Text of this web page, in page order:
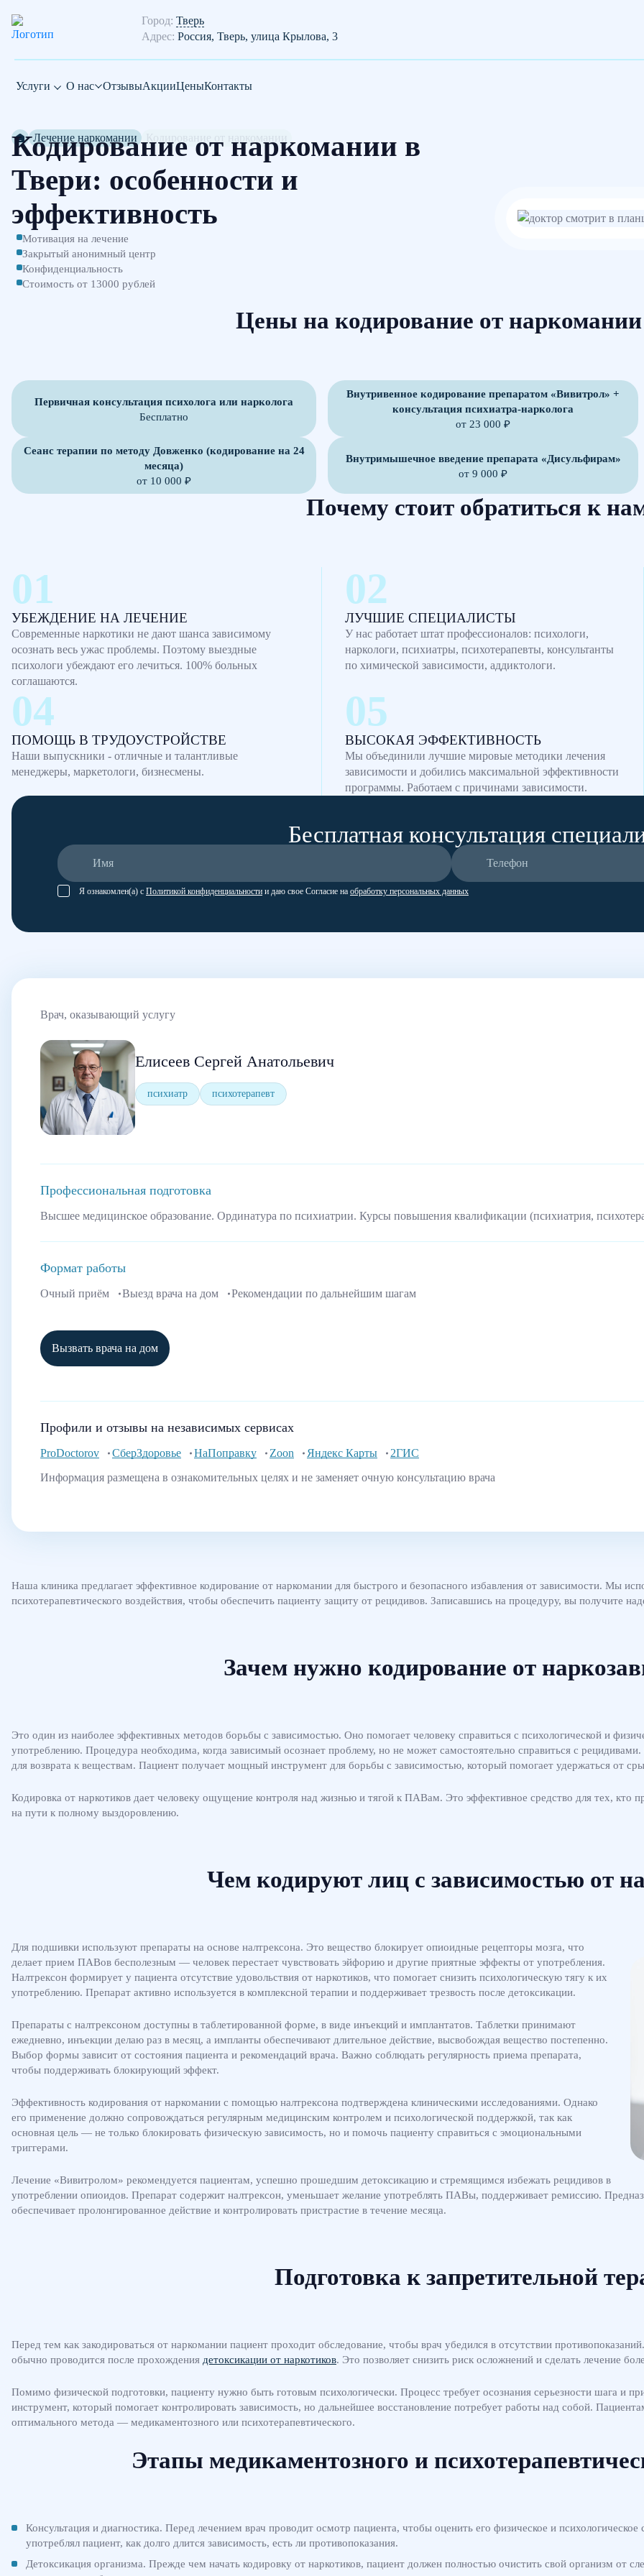
Город: Тверь
Адрес: Россия, Тверь, улица Крылова, 3
Услуги О нас ОтзывыАкцииЦеныКонтакты
Лечение наркомании
Кодирование от наркомании в
Твери: особенности и
эффективность
Мотивация на лечение
Закрытый анонимный центр
Конфиденциальность
Стоимость от 13000 рублей
Цены на кодирование от
Первичная консультация психолога или нарколога
Бесплатно
Внутривенное кодирование препаратом «Вивитрол» +
консультация психиатра-нарколога
от 23 000 ₽
Сеанс терапии по методу Довженко (кодирование на 24
месяца)
от 10 000 ₽
Внутримышечное введение препарата «Дисульфирам»
от 9 000 ₽
Почему стоит обратиться к
УБЕЖДЕНИЕ НА ЛЕЧЕНИЕ
Современные наркотики не дают шанса зависимому
осознать весь ужас проблемы. Поэтому выездные
психологи убеждают его лечиться. 100% больных
соглашаются.
ЛУЧШИЕ СПЕЦИАЛИСТЫ
У нас работает штат профессионалов: психологи,
наркологи, психиатры, психотерапевты, консультанты
по химической зависимости, аддиктологи.
ПОМОЩЬ В ТРУДОУСТРОЙСТВЕ
Наши выпускники - отличные и талантливые
менеджеры, маркетологи, бизнесмены.
ВЫСОКАЯ ЭФФЕКТИВНОСТЬ
Мы объединили лучшие мировые методики лечения
зависимости и добились максимальной эффективности
программы. Работаем с причинами зависимости.
Бесплатная консультация
Я ознакомлен(а) с Политикой конфиденциальности и даю свое Согласие на обработку персональных данных
Врач, оказывающий услугу
Елисеев Сергей Анатольевич
психиатр психотерапевт
Профессиональная подготовка
Высшее медицинское образование. Ординатура по психиатрии. Курсы повышения квалификации (психиатрия,
Формат работы
Очный приём Выезд врача на дом Рекомендации по дальнейшим шагам
Вызвать врача на дом
Профили и отзывы на независимых сервисах
ProDoctorov СберЗдоровье НаПоправку Zoon Яндекс Карты
2ГИС
Информация размещена в ознакомительных целях и не заменяет очную консультацию врача
Наша клиника предлагает эффективное кодирование от наркомании для быстрого и безопасного избавления от зависимости. Мы
психотерапевтического воздействия, чтобы обеспечить пациенту защиту от рецидивов. Записавшись на процедуру, вы получите
Зачем нужно кодирование от
Это один из наиболее эффективных методов борьбы с зависимостью. Оно помогает человеку справиться с психологической и
употреблению. Процедура необходима, когда зависимый осознает проблему, но не может самостоятельно справиться с
для возврата к веществам. Пациент получает мощный инструмент для борьбы с зависимостью, который помогает удержаться от
Кодировка от наркотиков дает человеку ощущение контроля над жизнью и тягой к ПАВам. Это эффективное средство для тех, кто
на пути к полному выздоровлению.
Чем кодируют лиц с зависимостью от
Для подшивки используют препараты на основе налтрексона. Это вещество блокирует опиоидные рецепторы мозга, что
делает прием ПАВов бесполезным — человек перестает чувствовать эйфорию и другие приятные эффекты от употребления.
Налтрексон формирует у пациента отсутствие удовольствия от наркотиков, что помогает снизить психологическую тягу к их
употреблению. Препарат активно используется в комплексной терапии и поддерживает трезвость после детоксикации.
Препараты с налтрексоном доступны в таблетированной форме, в виде инъекций и имплантатов. Таблетки принимают
ежедневно, инъекции делаю раз в месяц, а импланты обеспечивают длительное действие, высвобождая вещество постепенно.
Выбор формы зависит от состояния пациента и рекомендаций врача. Важно соблюдать регулярность приема препарата,
чтобы поддерживать блокирующий эффект.
Эффективность кодирования от наркомании с помощью налтрексона подтверждена клиническими исследованиями. Однако
его применение должно сопровождаться регулярным медицинским контролем и психологической поддержкой, так как
основная цель — не только блокировать физическую зависимость, но и помочь пациенту справиться с эмоциональными
триггерами.
Лечение «Вивитролом» рекомендуется пациентам, успешно прошедшим детоксикацию и стремящимся избежать рецидивов в
употреблении опиоидов. Препарат содержит налтрексон, уменьшает желание употреблять ПАВы, поддерживает ремиссию.
обеспечивает пролонгированное действие и контролировать пристрастие в течение месяца.
Подготовка к запретительной
Перед тем как закодироваться от наркомании пациент проходит обследование, чтобы врач убедился в отсутствии
обычно проводится после прохождения детоксикации от наркотиков. Это позволяет снизить риск осложнений и сделать лечение
Помимо физической подготовки, пациенту нужно быть готовым психологически. Процесс требует осознания серьезности шага и
инструмент, который помогает контролировать зависимость, но дальнейшее восстановление потребует работы над собой.
оптимального метода — медикаментозного или психотерапевтического.
Этапы медикаментозного и
Консультация и диагностика. Перед лечением врач проводит осмотр пациента, чтобы оценить его физическое и
употреблял пациент, как долго длится зависимость, есть ли противопоказания.
Детоксикация организма. Прежде чем начать кодировку от наркотиков, пациент должен полностью очистить свой организм от